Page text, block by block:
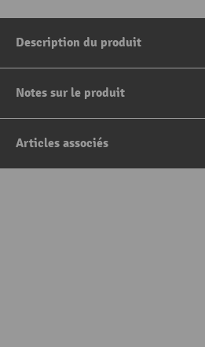
Description du produit
Notes sur le produit
Articles associés